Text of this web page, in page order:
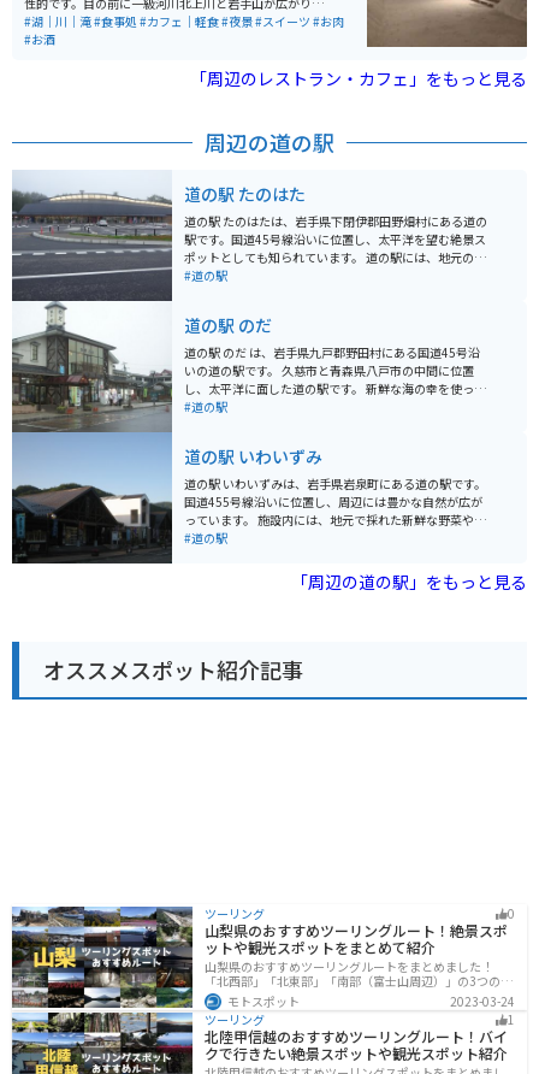
す。ドライブやツーリングの途中で立ち寄ったり、宿泊
時の食事目的もオススメです。駅すぐなので、ホテルや
#湖｜川｜滝#食事処 #カフェ｜軽食#夜景#スイーツ #お肉
#お酒
「周辺のレストラン・カフェ」をもっと見る
周辺の道の駅
道の駅 たのはた
道の駅 たのはたは、岩手県下閉伊郡田野畑村にある道の
駅です。国道45号線沿いに位置し、太平洋を望む絶景ス
ポットとしても知られています。 道の駅には、地元の新
鮮な野菜や海産物を販売する直売所や、田野畑村の特産
ンでは、地元産の食材をふんだんに使った料理を楽しむ
ことができます。 バイクで訪れる場合、道の駅には広い
駐車場が完備されているので安心です。太平洋を眺めな
がらのツーリングの休憩地点としても最適です。 田野畑
村は、北山崎や鵜ノ巣断崖などの景勝地が多く点在する
#道の駅
道の駅 のだ
道の駅 のだ は、岩手県九戸郡野田村にある国道45号沿
いの道の駅です。 久慈市と青森県八戸市の中間に位置
し、太平洋に面した道の駅です。 新鮮な海の幸を使った
料理が自慢のレストランや、地元の特産品を販売するシ
あり、休憩スポットとしても最適です。 バイクで訪れる
際は、道の駅に併設された広い駐車場が利用できます。
周辺には、北山崎や浄土ヶ浜など、三陸海岸の絶景スポ
ットが点在しており、ツーリングの拠点としてもおすす
めです。
#道の駅
道の駅 いわいずみ
道の駅 いわいずみは、岩手県岩泉町にある道の駅です。
国道455号線沿いに位置し、周辺には豊かな自然が広が
っています。 施設内には、地元で採れた新鮮な野菜や果
物を販売する直売所や、岩泉町の特産品を販売するお土
の食材を使った郷土料理や、岩泉短角牛を使った料理な
どを楽しむことができます。 バイクで訪れる際は、道の
グに最適です。道の駅には、バイクスタンドや休憩スペ
ースも用意されているので、安心して休憩することがで
きます。 岩泉町は、北東北屈指の鍾乳洞「龍泉洞」や、
#道の駅
「周辺の道の駅」をもっと見る
オススメスポット紹介記事
ツーリング 0
山梨県のおすすめツーリングルート！絶景スポ
ットや観光スポットをまとめて紹介
山梨県のおすすめツーリングルートをまとめました！
「北西部」「北東部」「南部（富士山周辺）」の3つのル
ート紹介します。富士山を中心に自然豊かな景色や食事
を楽しめるスポットが多数あります。バイクで山梨県に
ツーリングに行く際は参考にしてください。
モトスポット
2023-03-24
ツーリング
1
北陸甲信越のおすすめツーリングルート！バイ
クで行きたい絶景スポットや観光スポット紹介